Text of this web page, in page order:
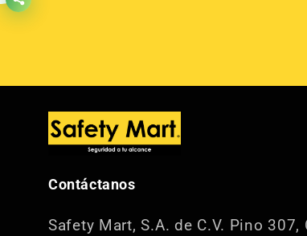
Contáctanos
Safety Mart, S.A. de C.V. Pino 307,